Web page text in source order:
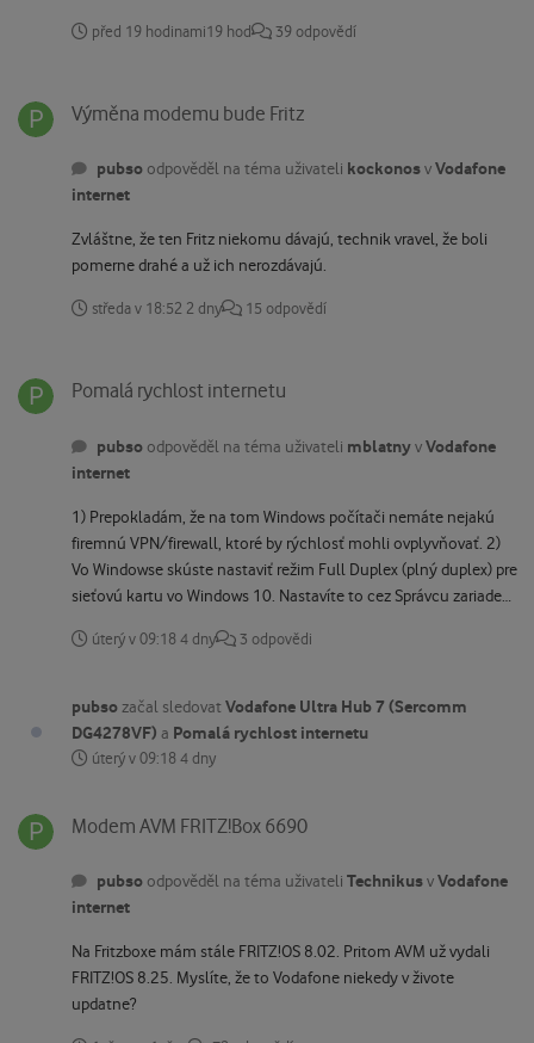
před 19 hodinami19 hod 39 odpovědí
Výměna modemu bude Fritz
pubso odpověděl na téma uživateli kockonosvVodafone
internet
Zvláštne, že ten Fritz niekomu dávajú, technik vravel, že boli
pomerne drahé a už ich nerozdávajú.
středa v 18:52 2 dny 15 odpovědí
Pomalá rychlost internetu
pubso odpověděl na téma uživateli mblatnyvVodafone
internet
1) Prepokladám, že na tom Windows počítači nemáte nejakú
firemnú VPN/firewall, ktoré by rýchlosť mohli ovplyvňovať. 2)
Vo Windowse skúste nastaviť režim Full Duplex (plný duplex) pre
sieťovú kartu vo Windows 10. Nastavíte to cez Správcu zariadení,
(Speed & Duplex). 3) V prípade USB sieťovej karty sa pozrite aj na
cez Správcu zariadení, kde vypnete úsporný režim pre samotnú
kartu aj pre USB porty. 4) Skúste ešte poriadne preveriť zapojenie
kábla do modemu a zo zásuvky, kľudne to pritiahnite jemne
2000/400 aj keď teda nemám úplne načistejší signál.
úterý v 09:18 4 dny 3 odpovědi
pubsozačal sledovat Vodafone Ultra Hub 7 (Sercomm
DG4278VF) a Pomalá rychlost internetu
úterý v 09:18 4 dny
Modem AVM FRITZ!Box 6690
pubso odpověděl na téma uživateliTechnikusvVodafone
internet
Na Fritzboxe mám stále FRITZ!OS 8.02. Pritom AVM už vydali
FRITZ!OS 8.25. Myslíte, že to Vodafone niekedy v živote
updatne?